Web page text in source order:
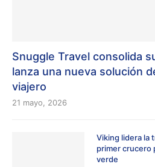
Snuggle Travel consolida
lanza una nueva solución
viajero
21 mayo, 2026
Viking lidera la
primer crucero
verde